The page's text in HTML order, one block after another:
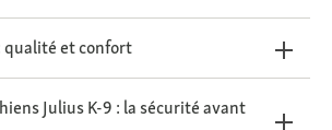
qualité et confort
Julius K-9 : la sécurité avant